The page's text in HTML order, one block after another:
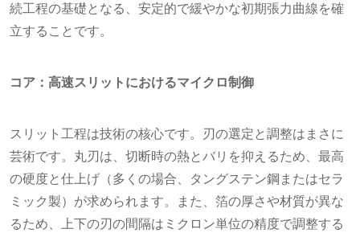
続工程の基礎となる、安定的で緩やかな初期張力曲線を確
立することです。
コア：高速スリットにおけるマイクロ制御
スリット工程は技術の核心です。刃の選定と調​​整はまさに
芸術です。丸刃は、切断時の熱とバリを抑えるため、最高
の硬度と仕上げ（多くの場合、タングステン鋼またはセラ
ミック製）が求められます。また、箔の厚さや材質が異な
るため、上下の刃の間隔はミクロン単位の精度で調整する